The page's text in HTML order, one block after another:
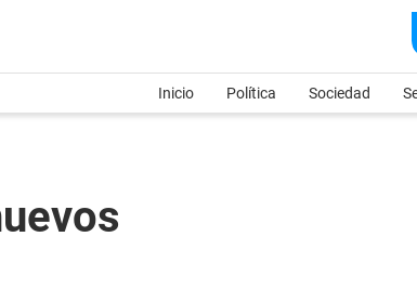
Inicio Política Sociedad